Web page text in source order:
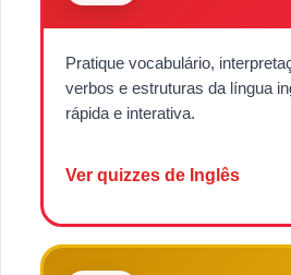
Pratique vocabulário,
verbos e estruturas da língua
rápida e interativa.
Ver quizzes de Inglês